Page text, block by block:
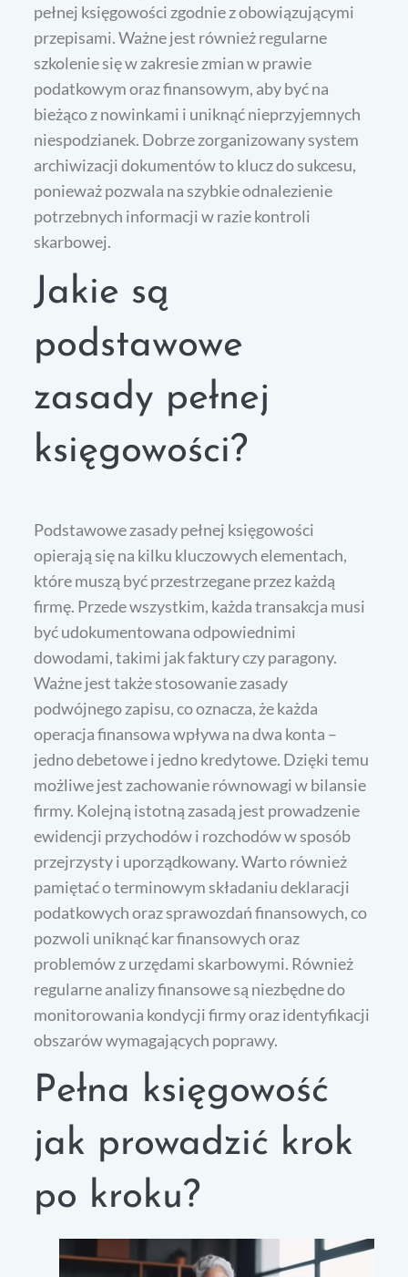
pełnej księgowości zgodnie z obowiązującymi
przepisami. Ważne jest również regularne
szkolenie się w zakresie zmian w prawie
podatkowym oraz finansowym, aby być na
bieżąco z nowinkami i uniknąć nieprzyjemnych
niespodzianek. Dobrze zorganizowany system
archiwizacji dokumentów to klucz do sukcesu,
ponieważ pozwala na szybkie odnalezienie
potrzebnych informacji w razie kontroli
skarbowej.
Jakie są
podstawowe
zasady pełnej
księgowości?
Podstawowe zasady pełnej księgowości
opierają się na kilku kluczowych elementach,
które muszą być przestrzegane przez każdą
firmę. Przede wszystkim, każda transakcja musi
być udokumentowana odpowiednimi
dowodami, takimi jak faktury czy paragony.
Ważne jest także stosowanie zasady
podwójnego zapisu, co oznacza, że każda
operacja finansowa wpływa na dwa konta –
jedno debetowe i jedno kredytowe. Dzięki temu
możliwe jest zachowanie równowagi w bilansie
firmy. Kolejną istotną zasadą jest prowadzenie
ewidencji przychodów i rozchodów w sposób
przejrzysty i uporządkowany. Warto również
pamiętać o terminowym składaniu deklaracji
podatkowych oraz sprawozdań finansowych, co
pozwoli uniknąć kar finansowych oraz
problemów z urzędami skarbowymi. Również
regularne analizy finansowe są niezbędne do
monitorowania kondycji firmy oraz identyfikacji
obszarów wymagających poprawy.
Pełna księgowość
jak prowadzić krok
po kroku?